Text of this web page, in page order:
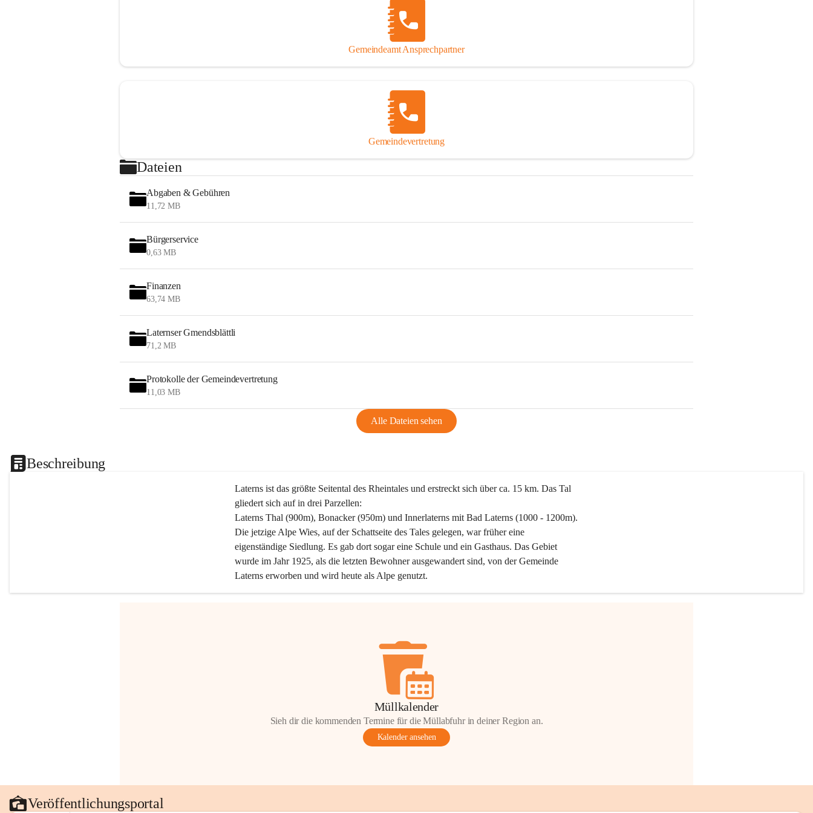
Gemeindeamt Ansprechpartner
Gemeindevertretung
Dateien
Abgaben & Gebühren
11,72 MB
Bürgerservice
0,63 MB
Finanzen
63,74 MB
Laternser Gmendsblättli
71,2 MB
Protokolle der Gemeindevertretung
11,03 MB
Alle Dateien sehen
Beschreibung
Laterns ist das größte Seitental des Rheintales und erstreckt sich über ca. 15 km. Das Tal
gliedert sich auf in drei Parzellen:
Laterns Thal (900m), Bonacker (950m) und Innerlaterns mit Bad Laterns (1000 - 1200m).
Die jetzige Alpe Wies, auf der Schattseite des Tales gelegen, war früher eine
eigenständige Siedlung. Es gab dort sogar eine Schule und ein Gasthaus. Das Gebiet
wurde im Jahr 1925, als die letzten Bewohner ausgewandert sind, von der Gemeinde
Laterns erworben und wird heute als Alpe genutzt.
Müllkalender
Sieh dir die kommenden Termine für die Müllabfuhr in deiner Region an.
Kalender ansehen
Veröffentlichungsportal